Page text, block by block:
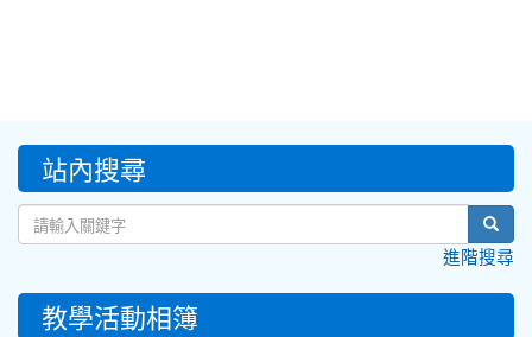
::: 站內搜尋
進階搜尋
教學活動相簿